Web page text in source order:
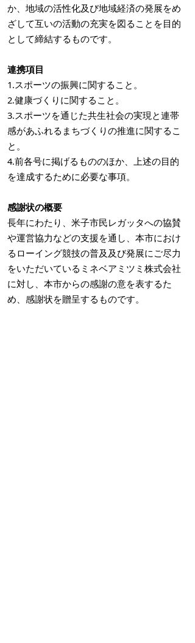
か、地域の活性化及び地域経済の発展をめ
ざして互いの活動の充実を図ることを目的
として締結するものです。
連携項目
1.スポーツの振興に関すること。
2.健康づくりに関すること。
3.スポーツを通じた共生社会の実現と連帯
感があふれるまちづくりの推進に関するこ
と。
4.前各号に掲げるもののほか、上述の目的
を達成するために必要な事項。
感謝状の概要
長年にわたり、米子市民レガッタへの協賛
や運営協力などの支援を通し、本市におけ
るローイング競技の普及及び発展にご尽力
をいただいているミネベアミツミ株式会社
に対し、本市からの感謝の意を表するた
め、感謝状を贈呈するものです。